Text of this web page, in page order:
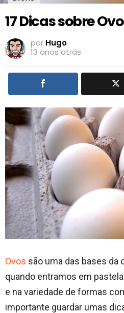
17 Dicas sobre
por Hugo
13 anos atrás
Ovos são uma das bases da
quando entramos em
e na variedade de formas
importante guardar umas